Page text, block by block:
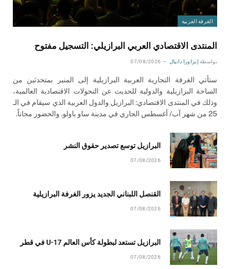
الغرفة العربية
المنتدى الاقتصادي العربي البرازيلي: التسجيل مفتوح
بواسطة إيزاورا دانيال 07/08/2026
ستأتي الغرفة التجارية العربية البرازيلية إلى المنبر بمتحدثين من
الساحة البرازيلية والدولية للحديث عن التحولات الاقتصادية العالمية،
وذلك في المنتدى الاقتصادي: البرازيل والدول العربية الذي سيقام في الـ
25 من شهر آب/ أغسطس الجاري في مدينة ساو باولو. والحضور مجاناً.
البرازيل توسع تصدير حقوق النشر
07/08/2026
القنصل اللبناني الجديد يزور الغرفة البرازيلية
07/08/2026
البرازيل تستعد لبطولة كأس العالم U-17 في قطر
07/08/2026